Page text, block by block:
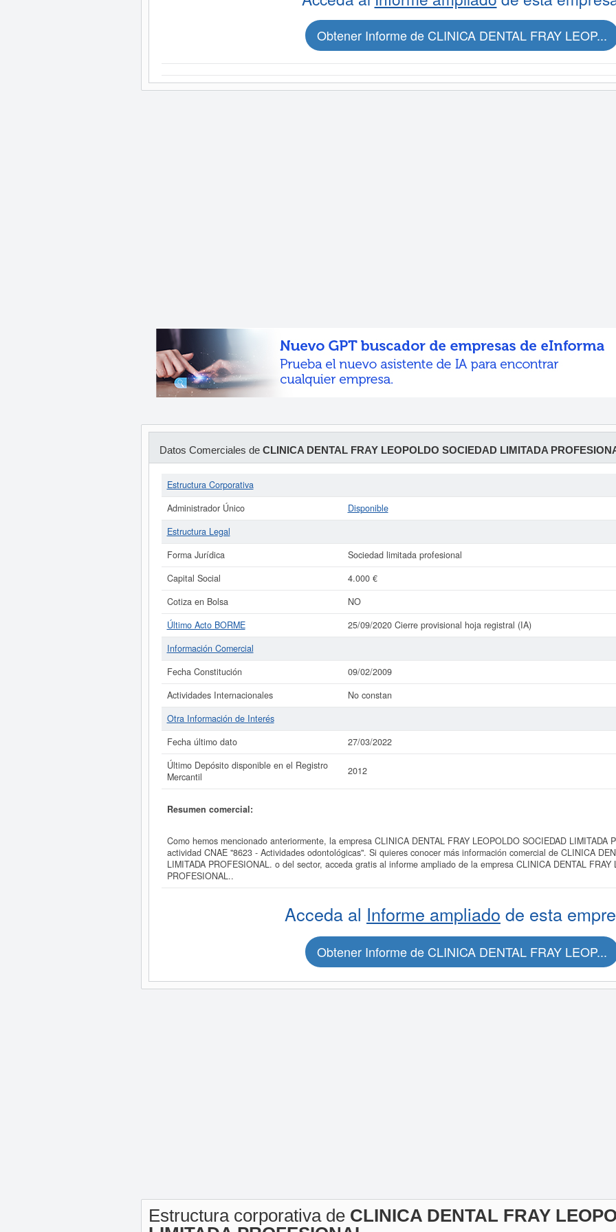
Obtener Informe de CLINICA DENTAL FRAY LEOP...
Datos Comerciales de CLINICA DENTAL FRAY LEOPOLDO SOCIEDAD LIMITADA
Estructura Corporativa
Administrador Único
Disponible
Estructura Legal
Forma Jurídica
Sociedad limitada profesional
Capital Social
4.000 €
Cotiza en Bolsa
NO
Último Acto BORME
25/09/2020 Cierre provisional hoja registral (IA)
Información Comercial
Fecha Constitución
09/02/2009
Actividades Internacionales
No constan
Otra Información de Interés
Fecha último dato
27/03/2022
Último Depósito disponible en el Registro
Mercantil
2012
Resumen comercial:
Como hemos mencionado anteriormente, la empresa CLINICA DENTAL FRAY LEOPOLDO SOCIEDAD LIMITADA
actividad CNAE "8623 - Actividades odontológicas". Si quieres conocer más información comercial de CLINICA
LIMITADA PROFESIONAL. o del sector, acceda gratis al informe ampliado de la empresa CLINICA DENTAL FRAY
PROFESIONAL..
Acceda al Informe ampliado de esta
Obtener Informe de CLINICA DENTAL FRAY LEOP...
Estructura corporativa de CLINICA DENTAL FRAY